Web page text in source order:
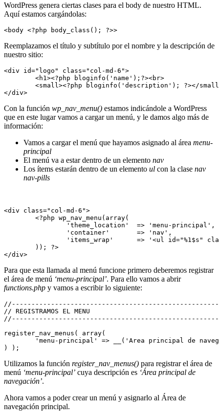
WordPress genera ciertas clases para el body de nuestro HTML.
Aquí estamos cargándolas:
<body <?php body_class(); ?>>
Reemplazamos el título y subtítulo por el nombre y la descripción de
nuestro sitio:
<div id="logo" class="col-md-6">
</div>
Con la función wp_nav_menu() estamos indicándole a WordPress
que en este lugar vamos a cargar un menú, y le damos algo más de
información:
Vamos a cargar el menú que hayamos asignado al área menu-
principal
El menú va a estar dentro de un elemento nav
Los ítems estarán dentro de un elemento ul con la clase nav
nav-pills
<div class="col-md-6">
</div>
Para que esta llamada al menú funcione primero deberemos registrar
el área de menú ‘menu-principal’. Para ello vamos a abrir
functions.php y vamos a escribir lo siguiente:
// REGISTRAMOS EL MENU
register_nav_menus( array(
) );
Utilizamos la función register_nav_menus() para registrar el área de
menú ‘menu-principal’ cuya descripción es ‘Área principal de
navegación’.
Ahora vamos a poder crear un menú y asignarlo al Área de
navegación principal.